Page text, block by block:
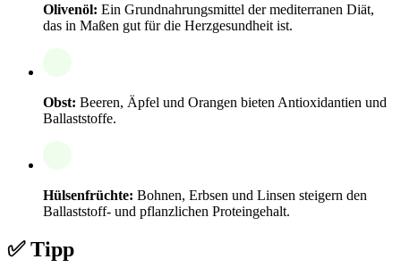
Olivenöl: Ein Grundnahrungsmittel der mediterranen Diät,
das in Maßen gut für die Herzgesundheit ist.
Obst: Beeren, Äpfel und Orangen bieten Antioxidantien und
Ballaststoffe.
Hülsenfrüchte: Bohnen, Erbsen und Linsen steigern den
Ballaststoff- und pflanzlichen Proteingehalt.
✅ Tipp